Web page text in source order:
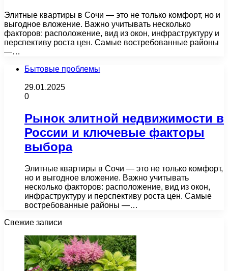
Элитные квартиры в Сочи — это не только комфорт, но и
выгодное вложение. Важно учитывать несколько
факторов: расположение, вид из окон, инфраструктуру и
перспективу роста цен. Самые востребованные районы
—…
Бытовые проблемы
29.01.2025
0
Рынок элитной недвижимости в
России и ключевые факторы
выбора
Элитные квартиры в Сочи — это не только комфорт,
но и выгодное вложение. Важно учитывать
несколько факторов: расположение, вид из окон,
инфраструктуру и перспективу роста цен. Самые
востребованные районы —…
Свежие записи